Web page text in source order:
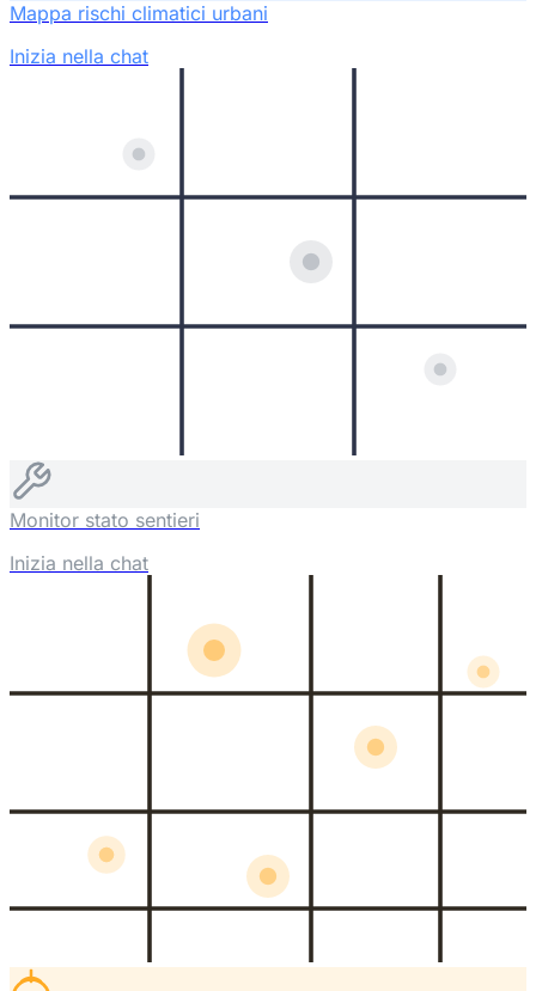
Mappa rischi climatici urbani
Inizia nella chat
Monitor stato sentieri
Inizia nella chat